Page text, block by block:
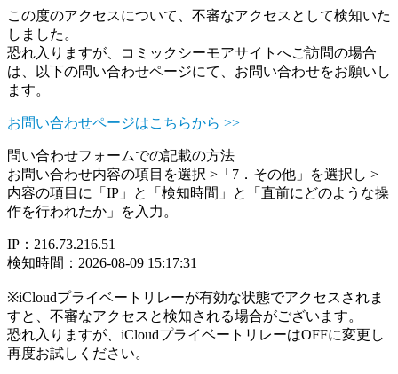
この度のアクセスについて、不審なアクセスとして検知いた
しました。
恐れ入りますが、コミックシーモアサイトへご訪問の場合
は、以下の問い合わせページにて、お問い合わせをお願いし
ます。
お問い合わせページはこちらから >>
問い合わせフォームでの記載の方法
お問い合わせ内容の項目を選択 >「7．その他」を選択し >
内容の項目に「IP」と「検知時間」と「直前にどのような操
作を行われたか」を入力。
IP：216.73.216.51
検知時間：2026-08-09 15:17:31
※iCloudプライベートリレーが有効な状態でアクセスされま
すと、不審なアクセスと検知される場合がございます。
恐れ入りますが、iCloudプライベートリレーはOFFに変更し
再度お試しください。